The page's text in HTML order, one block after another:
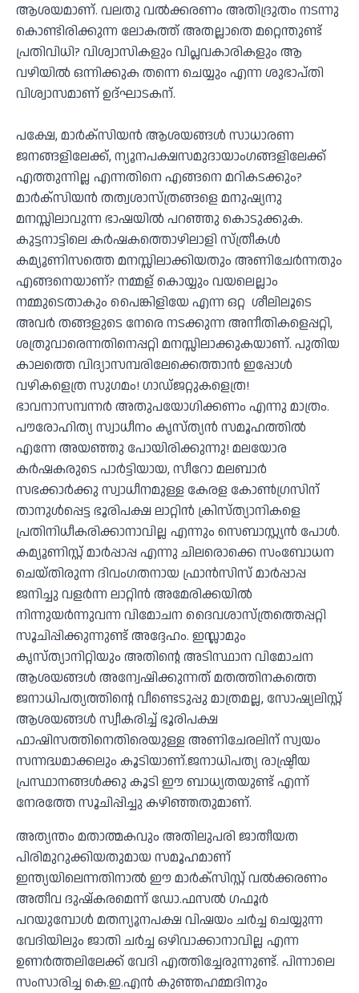
ആശയമാണ്. വലതു വൽക്കരണം അതിദ്രുതം നടന്നു
കൊണ്ടിരിക്കുന്ന ലോകത്ത് അതല്ലാതെ മറ്റെന്തുണ്ട്
പ്രതിവിധി? വിശ്വാസികളും വിപ്ലവകാരികളും ആ
വഴിയിൽ ഒന്നിക്കുക തന്നെ ചെയ്യും എന്ന ശുഭാപ്തി
വിശ്വാസമാണ് ഉദ്ഘാടകന്.
പക്ഷേ, മാർക്സിയൻ ആശയങ്ങൾ സാധാരണ
ജനങ്ങളിലേക്ക്, ന്യൂനപക്ഷസമുദായാംഗങ്ങളിലേക്ക്
എത്തുന്നില്ല എന്നതിനെ എങ്ങനെ മറികടക്കും?
മാർക്സിയൻ തത്വശാസ്ത്രങ്ങളെ മനുഷ്യനു
മനസ്സിലാവുന്ന ഭാഷയിൽ പറഞ്ഞു കൊടുക്കുക.
കുട്ടനാട്ടിലെ കർഷകത്തൊഴിലാളി സ്ത്രീകൾ
കമ്യൂണിസത്തെ മനസ്സിലാക്കിയതും അണിചേർന്നതും
എങ്ങനെയാണ്? നമ്മള് കൊയ്യും വയലെല്ലാം
നമ്മുടെതാകും പൈങ്കിളിയേ എന്ന ഒറ്റ ശീലിലൂടെ
അവർ തങ്ങളുടെ നേരെ നടക്കുന്ന അനീതികളെപ്പറ്റി,
ശത്രുവാരെന്നതിനെപ്പറ്റി മനസ്സിലാക്കുകയാണ്. പുതിയ
കാലത്തെ വിദ്യാസമ്പരിലേക്കെത്താൻ ഇപ്പോൾ
വഴികളെത്ര സുഗമം! ഗാഡ്ജറ്റുകളെത്ര!
ഭാവനാസമ്പന്നർ അതുപയോഗിക്കണം എന്നു മാത്രം.
പൗരോഹിത്യ സ്വാധീനം കൃസ്ത്യൻ സമൂഹത്തിൽ
എന്നേ അയഞ്ഞു പോയിരിക്കുന്നു! മലയോര
കർഷകരുടെ പാർട്ടിയായ, സീറോ മലബാർ
സഭക്കാർക്കു സ്വാധീനമുള്ള കേരള കോൺഗ്രസിന്
താനുൾപ്പെട്ട ഭൂരിപക്ഷ ലാറ്റിൻ ക്രിസ്ത്യാനികളെ
പ്രതിനിധീകരിക്കാനാവില്ല എന്നും സെബാസ്റ്റ്യൻ പോൾ.
കമ്യൂണിസ്റ്റ് മാർപ്പാപ്പ എന്നു ചിലരൊക്കെ സംബോധന
ചെയ്തിരുന്ന ദിവംഗതനായ ഫ്രാൻസിസ് മാർപ്പാപ്പ
ജനിച്ചു വളർന്ന ലാറ്റിൻ അമേരിക്കയിൽ
നിന്നുയർന്നുവന്ന വിമോചന ദൈവശാസ്ത്രത്തെപ്പറ്റി
സൂചിപ്പിക്കുന്നുണ്ട് അദ്ദേഹം. ഇസ്ലാമും
കൃസ്ത്യാനിറ്റിയും അതിൻ്റെ അടിസ്ഥാന വിമോചന
ആശയങ്ങൾ അന്വേഷിക്കുന്നത് മതത്തിനകത്തെ
ജനാധിപത്യത്തിൻ്റെ വീണ്ടെടുപ്പു മാത്രമല്ല, സോഷ്യലിസ്റ്റ്
ആശയങ്ങൾ സ്വീകരിച്ച് ഭൂരിപക്ഷ
ഫാഷിസത്തിനെതിരെയുള്ള അണിചേരലിന് സ്വയം
സന്നദ്ധമാക്കലും കൂടിയാണ്.ജനാധിപത്യ രാഷ്ട്രീയ
പ്രസ്ഥാനങ്ങൾക്കു കൂടി ഈ ബാധ്യതയുണ്ട് എന്ന്
നേരത്തേ സൂചിപ്പിച്ചു കഴിഞ്ഞതുമാണ്.
അത്യന്തം മതാത്മകവും അതിലുപരി ജാതീയത
പിരിമുറുക്കിയതുമായ സമൂഹമാണ്
ഇന്ത്യയിലെന്നതിനാൽ ഈ മാർക്സിസ്റ്റ് വൽക്കരണം
അതീവ ദുഷ്കരമെന്ന് ഡോ.ഫസൽ ഗഫൂർ
പറയുമ്പോൾ മതന്യൂനപക്ഷ വിഷയം ചർച്ച ചെയ്യുന്ന
വേദിയിലും ജാതി ചർച്ച ഒഴിവാക്കാനാവില്ല എന്ന
ഉണർത്തലിലേക്ക് വേദി എത്തിച്ചേരുന്നുണ്ട്. പിന്നാലെ
സംസാരിച്ച കെ.ഇ.എൻ കുഞ്ഞഹമ്മദിനും